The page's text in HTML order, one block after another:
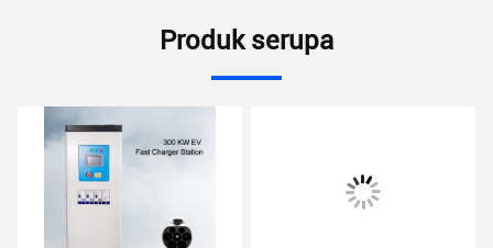
Produk serupa